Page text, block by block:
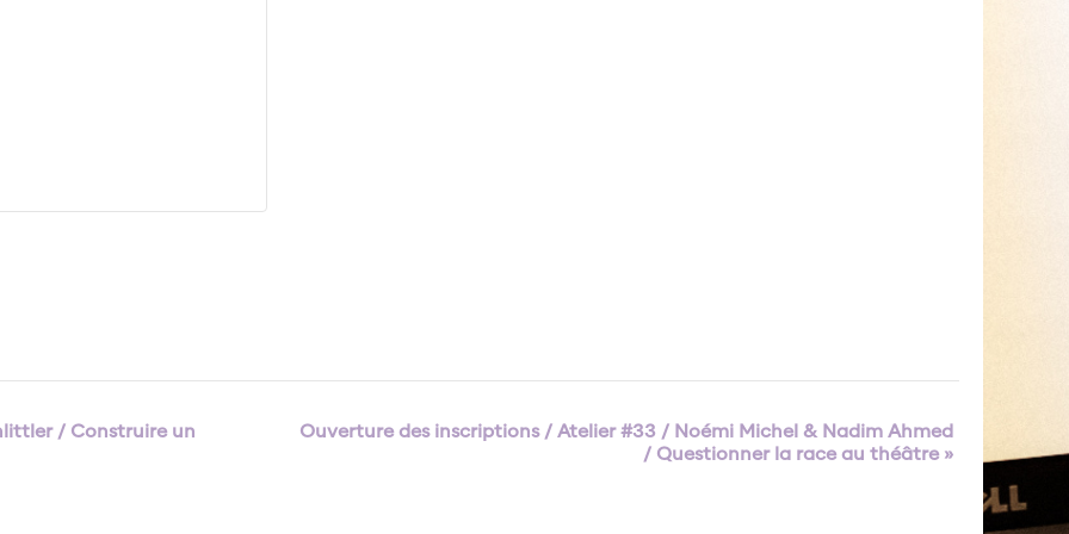
/ Construire un
Ouverture des inscriptions / Atelier #33 / Noémi Michel & Nadim Ahmed
/ Questionner la race au théâtre »